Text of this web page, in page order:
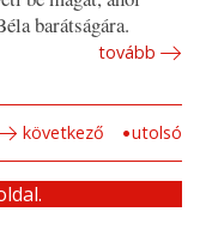
barátságára.
tovább
következő utolsó